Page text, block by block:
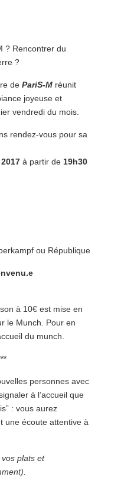
? Rencontrer du
?
de PariS-M réunit
joyeuse et
vendredi du mois.
rendez-vous pour sa
à partir de 19h30
ou République
à 10€ est mise en
le Munch. Pour en
du munch.
personnes avec
à l’accueil que
: vous aurez
une écoute attentive à
plats et